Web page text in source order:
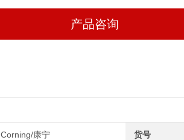
产品咨询
Corning/康宁 货号